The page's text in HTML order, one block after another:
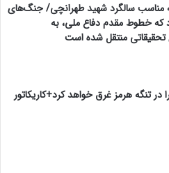
مناسب سالگرد شهید طهرانچی/ جنگ‌های
که خطوط مقدم دفاع ملی، به
تحقیقاتی منتقل شده است
در تنگه هرمز غرق خواهد کرد+کاریکاتور